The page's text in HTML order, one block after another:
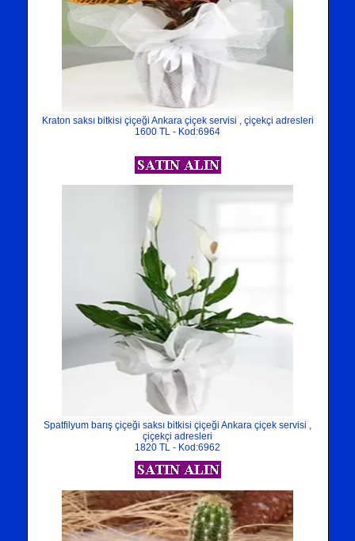
Kraton saksı bitkisi çiçeği Ankara çiçek servisi , çiçekçi adresleri
1600 TL - Kod:6964
Spatfilyum barış çiçeği saksı bitkisi çiçeği Ankara çiçek servisi ,
çiçekçi adresleri
1820 TL - Kod:6962